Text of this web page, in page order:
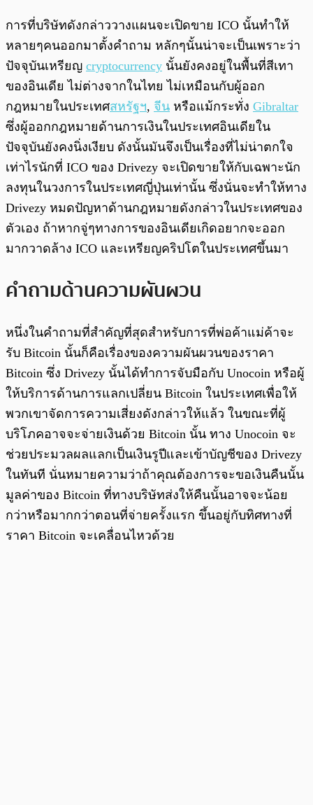
การที่บริษัทดังกล่าววางแผนจะเปิดขาย ICO นั้นทำให้
หลายๆคนออกมาตั้งคำถาม หลักๆนั้นน่าจะเป็นเพราะว่า
ปัจจุบันเหรียญ cryptocurrency นั้นยังคงอยู่ในพื้นที่สีเทา
ของอินเดีย ไม่ต่างจากในไทย ไม่เหมือนกับผู้ออก
กฎหมายในประเทศสหรัฐฯ, จีน หรือแม้กระทั่ง Gibraltar
ซึ่งผู้ออกกฎหมายด้านการเงินในประเทศอินเดียใน
ปัจจุบันยังคงนิ่งเงียบ ดังนั้นมันจึงเป็นเรื่องที่ไม่น่าตกใจ
เท่าไรนักที่ ICO ของ Drivezy จะเปิดขายให้กับเฉพาะนัก
ลงทุนในวงการในประเทศญี่ปุ่นเท่านั้น ซึ่งนั่นจะทำให้ทาง
Drivezy หมดปัญหาด้านกฎหมายดังกล่าวในประเทศของ
ตัวเอง ถ้าหากจู่ๆทางการของอินเดียเกิดอยากจะออก
มากวาดล้าง ICO และเหรียญคริปโตในประเทศขึ้นมา
คำถามด้านความผันผวน
หนึ่งในคำถามที่สำคัญที่สุดสำหรับการที่พ่อค้าแม่ค้าจะ
รับ Bitcoin นั้นก็คือเรื่องของความผันผวนของราคา
Bitcoin ซึ่ง Drivezy นั้นได้ทำการจับมือกับ Unocoin หรือผู้
ให้บริการด้านการแลกเปลี่ยน Bitcoin ในประเทศเพื่อให้
พวกเขาจัดการความเสี่ยงดังกล่าวให้แล้ว ในขณะที่ผู้
บริโภคอาจจะจ่ายเงินด้วย Bitcoin นั้น ทาง Unocoin จะ
ช่วยประมวลผลแลกเป็นเงินรูปีและเข้าบัญชีของ Drivezy
ในทันที นั่นหมายความว่าถ้าคุณต้องการจะขอเงินคืนนั้น
มูลค่าของ Bitcoin ที่ทางบริษัทส่งให้คืนนั้นอาจจะน้อย
กว่าหรือมากกว่าตอนที่จ่ายครั้งแรก ขึ้นอยู่กับทิศทางที่
ราคา Bitcoin จะเคลื่อนไหวด้วย